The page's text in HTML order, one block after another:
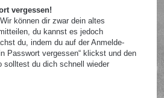
vergessen!
können dir zwar dein altes
du kannst es jedoch
du, indem du auf der Anmelde-
Passwort vergessen“ klickst und den
solltest du dich schnell wieder